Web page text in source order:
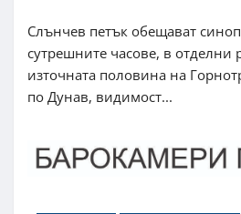
Слънчев петък обещават
сутрешните часове, в отделни
източната половина на
по Дунав, видимост...